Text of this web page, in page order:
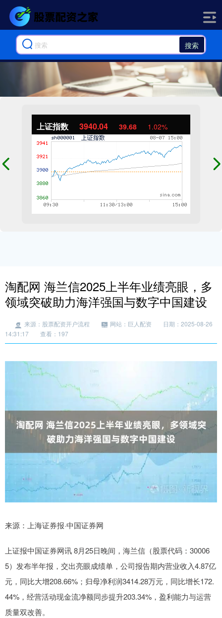
搜索
上证指数 3940.04 39.68 1.02%
淘配网 海兰信2025上半年业绩亮眼，多
领域突破助力海洋强国与数字中国建设
来源：股票配资开户流程 网站：巨人配资
日期：2025-08-26
14:31:17
查看：197
来源：上海证券报·中国证券网
上证报中国证券网讯 8月25日晚间，海兰信（股票代码：30006
5）发布半年报，交出亮眼成绩单，公司报告期内营业收入4.87亿
元，同比大增208.66%；归母净利润3414.28万元，同比增长172.
44%，经营活动现金流净额同步提升203.34%，盈利能力与运营
质量双改善。